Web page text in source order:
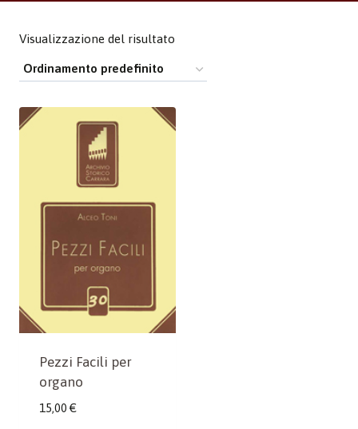
Visualizzazione del risultato
Pezzi Facili per
organo
15,00 €